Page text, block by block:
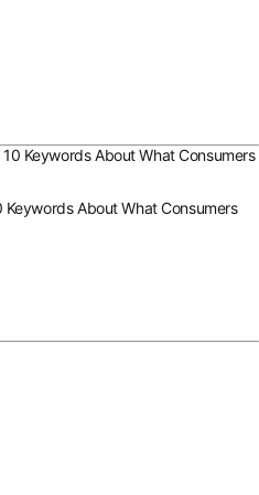
About What Consumers